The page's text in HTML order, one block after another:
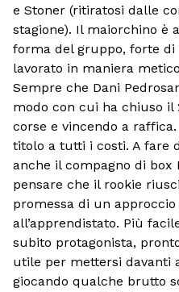
e Stoner (ritiratosi dalle
stagione). Il maiorchino è
forma del gruppo, forte
lavorato in maniera
Sempre che Dani
modo con cui ha chiuso il
corse e vincendo a
titolo a tutti i costi. A fare
anche il compagno di
pensare che il rookie
promessa di un approccio
all’apprendistato. Più
subito protagonista,
utile per mettersi davanti
giocando qualche brutto